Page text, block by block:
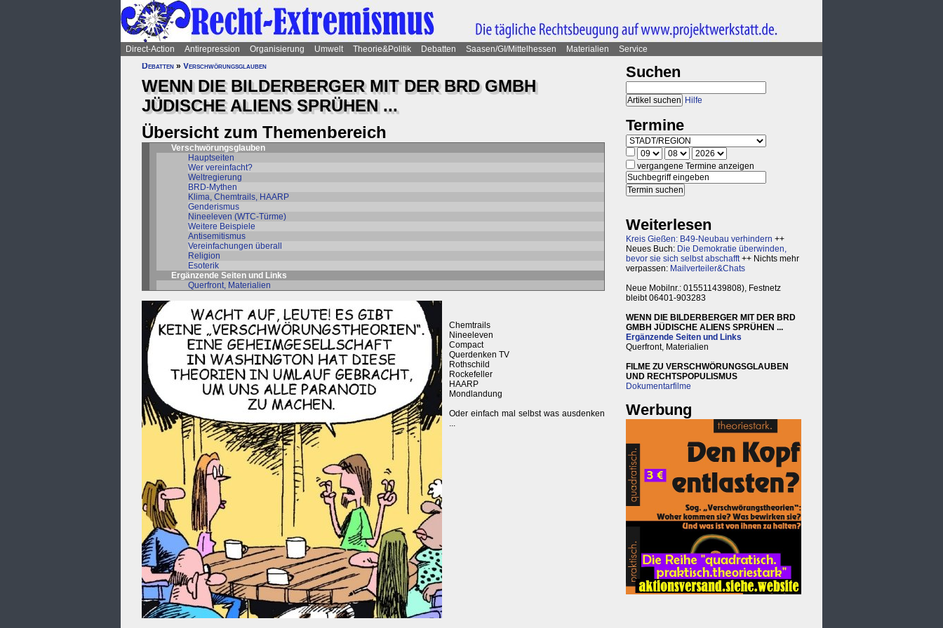
Direct-Action Antirepression Organisierung Umwelt Theorie&Politik Debatten Saasen/GI/Mittelhessen Materialien
Service
Debatten » Verschwörungsglauben
WENN DIE BILDERBERGER MIT DER BRD GMBH
JÜDISCHE ALIENS SPRÜHEN ...
Übersicht zum Themenbereich
Verschwörungsglauben
Hauptseiten
Wer vereinfacht?
Weltregierung
BRD-Mythen
Klima, Chemtrails, HAARP
Genderismus
Nineeleven (WTC-Türme)
Weitere Beispiele
Antisemitismus
Vereinfachungen überall
Religion
Esoterik
Ergänzende Seiten und Links
Querfront, Materialien
Chemtrails
Nineeleven
Compact
Querdenken TV
Rothschild
Rockefeller
HAARP
Mondlandung
Oder einfach mal selbst was ausdenken
...
Suchen
Hilfe
Termine
vergangene Termine anzeigen
Weiterlesen
Kreis Gießen: B49-Neubau verhindern ++
Neues Buch: Die Demokratie überwinden,
bevor sie sich selbst abschafft++ Nichts mehr
verpassen: Mailverteiler&Chats
Neue Mobilnr.: 015511439808), Festnetz
bleibt 06401-903283
WENN DIE BILDERBERGER MIT DER BRD
GMBH JÜDISCHE ALIENS SPRÜHEN ...
Ergänzende Seiten und Links
Querfront, Materialien
FILME ZU VERSCHWÖRUNGSGLAUBEN
UND RECHTSPOPULISMUS
Dokumentarfilme
Werbung